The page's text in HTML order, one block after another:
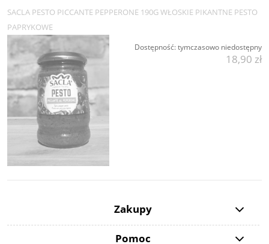
SACLA PESTO PICCANTE PEPPERONE 190G WŁOSKIE PIKANTNE PESTO
PAPRYKOWE
Dostępność:tymczasowo niedostępny
18,90 zł
Zakupy
Pomoc